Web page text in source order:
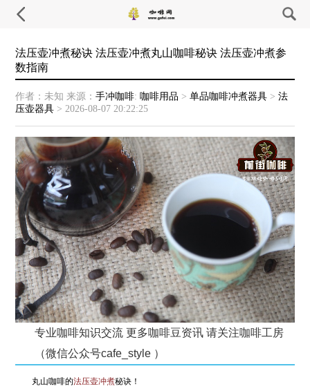
法压壶冲煮秘诀 法压壶冲煮丸山咖啡秘诀 法压壶冲煮参
数指南
作者：未知 来源：手冲咖啡:咖啡用品 >单品咖啡冲煮器具 >法
压壶器具 >2026-08-07 20:22:25
专业咖啡知识交流 更多咖啡豆资讯 请关注咖啡工房
（微信公众号cafe_style ）
丸山咖啡的法压壶冲煮秘诀！